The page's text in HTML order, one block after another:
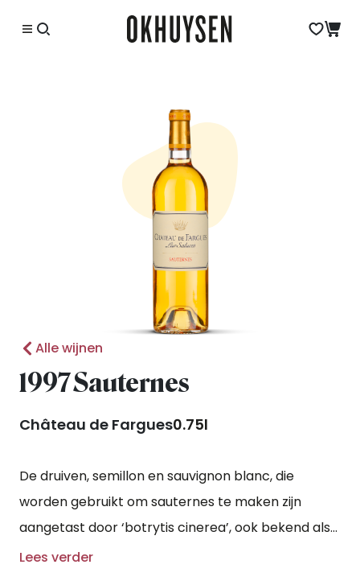
Alle wijnen
1997 Sauternes
Château de Fargues0.75l
De druiven, semillon en sauvignon blanc, die
worden gebruikt om sauternes te maken zijn
aangetast door ‘botrytis cinerea’, ook bekend als
edele rotting, wat zorgt voor geconcentreerde
Lees verder